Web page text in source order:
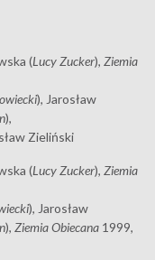
(Lucy Zucker), Ziemia
), Jarosław
),
Zieliński
(Lucy Zucker), Ziemia
), Jarosław
), Ziemia Obiecana 1999,